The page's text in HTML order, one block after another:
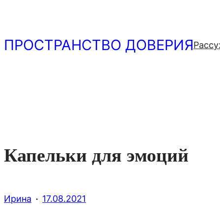
содержимому
ПРОСТРАНСТВО ДОВЕРИЯ
Капельки для эмоций
Ирина · 17.08.2021